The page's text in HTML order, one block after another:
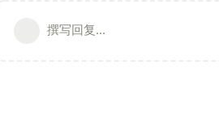
撰写回复...